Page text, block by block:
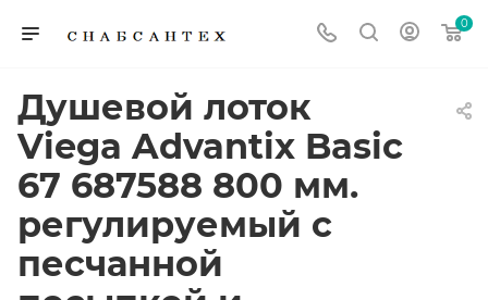
0
Душевой лоток
Viega Advantix Basic
67 687588 800 мм.
регулируемый с
песчанной